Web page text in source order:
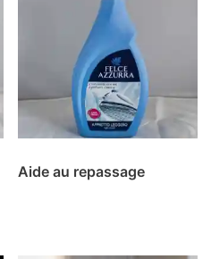
Aide au repassage